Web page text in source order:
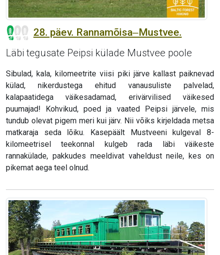
28. päev. Rannamõisa‒Mustvee.
Läbi tegusate Peipsi külade Mustvee poole
Sibulad, kala, kilomeetrite viisi piki järve kallast paiknevad
külad, nikerdustega ehitud vanausuliste palvelad,
kalapaatidega väikesadamad, erivärvilised väikesed
puumajad! Kohvikud, poed ja vaated Peipsi järvele, mis
tundub olevat pigem meri kui järv. Nii võiks kirjeldada metsa
matkaraja seda lõiku. Kasepäält Mustveeni kulgeval 8-
kilomeetrisel teekonnal kulgeb rada läbi väikeste
rannakülade, pakkudes meeldivat vaheldust neile, kes on
pikemat aega teel olnud.